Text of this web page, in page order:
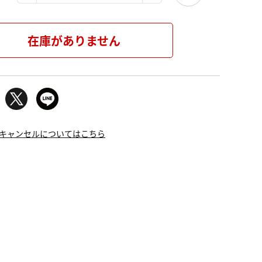
在庫がありません
ャンセルについてはこちら